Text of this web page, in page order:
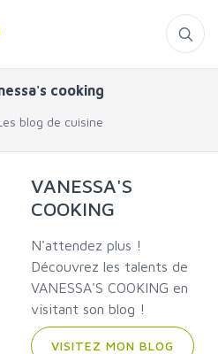
cooking
blog de cuisine
VANESSA'S
COOKING
N'attendez plus !
Découvrez les talents de
VANESSA'S COOKING en
visitant son blog !
VISITEZ MON BLOG